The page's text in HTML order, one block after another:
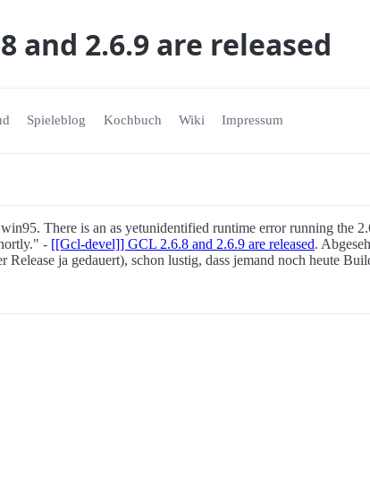
and 2.6.9 are released
Spieleblog Kochbuch Wiki Impressum
There is an as yetunidentified runtime error running the
- [[Gcl-devel]] GCL 2.6.8 and 2.6.9 are released.
Release ja gedauert), schon lustig, dass jemand noch heute